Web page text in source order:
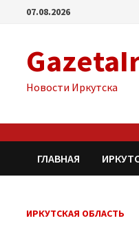
Перейти07.08.2026
Новости Иркутска
ГЛАВНАЯ
ИРКУТСКАЯ ОБЛАСТЬ